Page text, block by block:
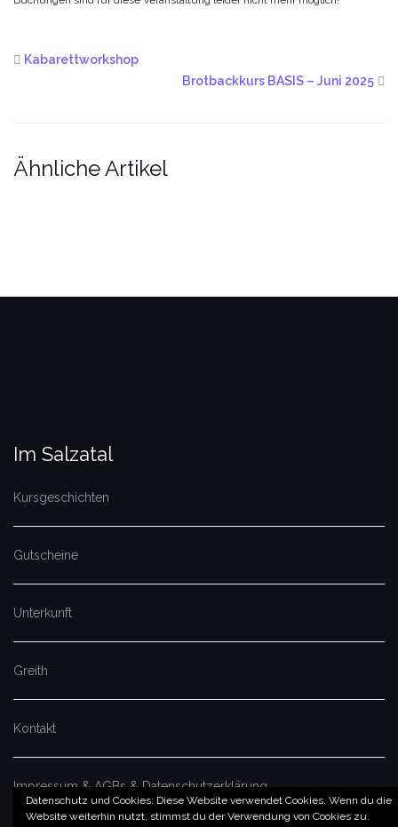
Kabarettworkshop
Brotbackkurs BASIS – Juni 2025
Ähnliche Artikel
Datenschutz und Cookies: Diese Website verwendet Cookies. Wenn du die
Website weiterhin nutzt, stimmst du der Verwendung von Cookies zu.
Im Salzatal
Kursgeschichten
Gutscheine
Unterkunft
Greith
Kontakt
Impressum & AGBs & Datenschutzerklärung